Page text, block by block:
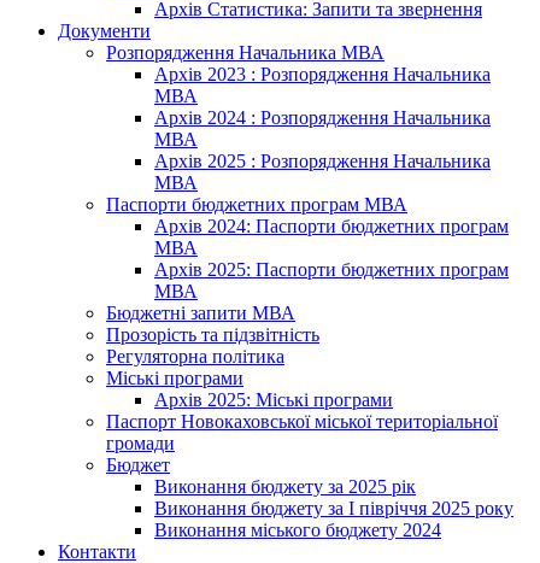
Архів Статистика: Запити та звернення
Документи
Розпорядження Начальника МВА
Архів 2023 : Розпорядження Начальника
МВА
Архів 2024 : Розпорядження Начальника
МВА
Архів 2025 : Розпорядження Начальника
МВА
Паспорти бюджетних програм МВА
Архів 2024: Паспорти бюджетних програм
МВА
Архів 2025: Паспорти бюджетних програм
МВА
Бюджетні запити МВА
Прозорість та підзвітність
Регуляторна політика
Міські програми
Архів 2025: Міські програми
Паспорт Новокаховської міської територіальної
громади
Бюджет
Виконання бюджету за 2025 рік
Виконання бюджету за І півріччя 2025 року
Виконання міського бюджету 2024
Контакти